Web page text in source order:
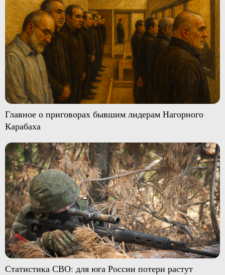
Главное о приговорах бывшим лидерам Нагорного
Карабаха
Статистика СВО: для юга России потери растут